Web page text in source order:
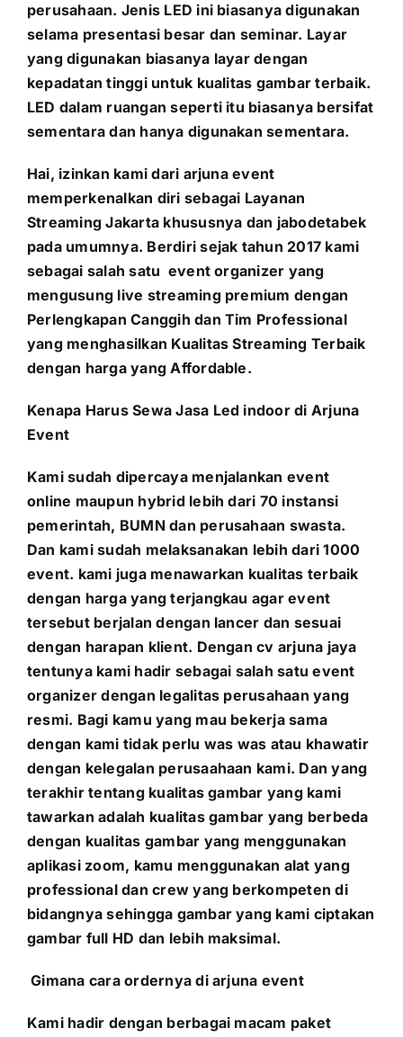
perusahaan. Jenis LED ini biasanya digunakan
selama presentasi besar dan seminar. Layar
yang digunakan biasanya layar dengan
kepadatan tinggi untuk kualitas gambar terbaik.
LED dalam ruangan seperti itu biasanya bersifat
sementara dan hanya digunakan sementara.
Hai, izinkan kami dari arjuna event
memperkenalkan diri sebagai Layanan
Streaming Jakarta khususnya dan jabodetabek
pada umumnya. Berdiri sejak tahun 2017 kami
sebagai salah satu event organizer yang
mengusung live streaming premium dengan
Perlengkapan Canggih dan Tim Professional
yang menghasilkan Kualitas Streaming Terbaik
dengan harga yang Affordable.
Kenapa Harus Sewa Jasa Led indoor di Arjuna
Event
Kami sudah dipercaya menjalankan event
online maupun hybrid lebih dari 70 instansi
pemerintah, BUMN dan perusahaan swasta.
Dan kami sudah melaksanakan lebih dari 1000
event. kami juga menawarkan kualitas terbaik
dengan harga yang terjangkau agar event
tersebut berjalan dengan lancer dan sesuai
dengan harapan klient. Dengan cv arjuna jaya
tentunya kami hadir sebagai salah satu event
organizer dengan legalitas perusahaan yang
resmi. Bagi kamu yang mau bekerja sama
dengan kami tidak perlu was was atau khawatir
dengan kelegalan perusaahaan kami. Dan yang
terakhir tentang kualitas gambar yang kami
tawarkan adalah kualitas gambar yang berbeda
dengan kualitas gambar yang menggunakan
aplikasi zoom, kamu menggunakan alat yang
professional dan crew yang berkompeten di
bidangnya sehingga gambar yang kami ciptakan
gambar full HD dan lebih maksimal.
Gimana cara ordernya di arjuna event
Kami hadir dengan berbagai macam paket